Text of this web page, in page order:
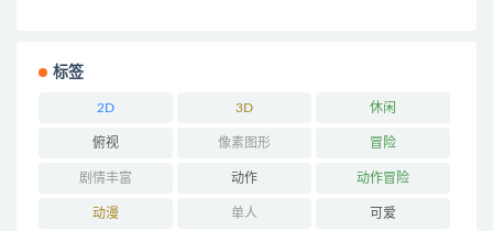
标签
2D 3D 休闲
俯视 像素图形 冒险
剧情丰富 动作 动作冒险
动漫 单人 可爱